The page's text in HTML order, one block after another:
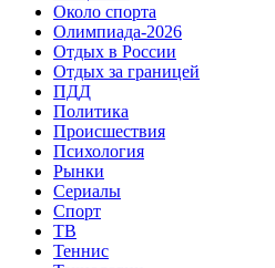
Около спорта
Олимпиада-2026
Отдых в России
Отдых за границей
ПДД
Политика
Происшествия
Психология
Рынки
Сериалы
Спорт
ТВ
Теннис